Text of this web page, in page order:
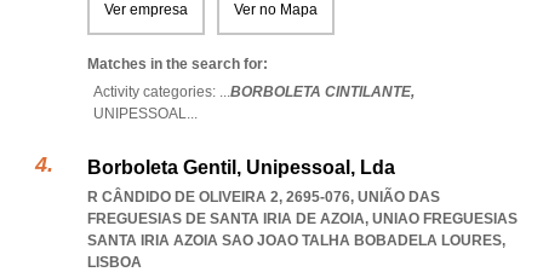
Ver empresa Ver no Mapa
Matches in the search for:
Activity categories: ...BORBOLETA CINTILANTE,
UNIPESSOAL...
Borboleta Gentil, Unipessoal, Lda
R CÂNDIDO DE OLIVEIRA 2, 2695-076, UNIÃO DAS
FREGUESIAS DE SANTA IRIA DE AZOIA, UNIAO FREGUESIAS
SANTA IRIA AZOIA SAO JOAO TALHA BOBADELA LOURES,
LISBOA